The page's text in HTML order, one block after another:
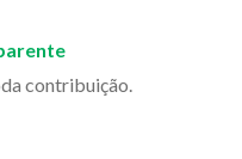
contribuição.